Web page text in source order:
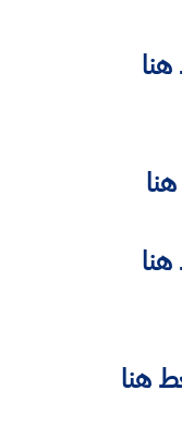
هنا